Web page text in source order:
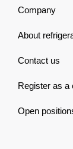
Company
About
Contact us
Register as a
Open